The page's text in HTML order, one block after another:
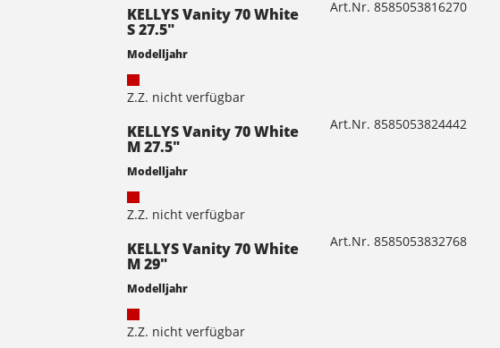
KELLYS Vanity 70 White
S 27.5"
Modelljahr
Z.Z. nicht verfügbar
Art.Nr. 8585053816270
KELLYS Vanity 70 White
M 27.5"
Modelljahr
Z.Z. nicht verfügbar
Art.Nr. 8585053824442
KELLYS Vanity 70 White
M 29"
Modelljahr
Z.Z. nicht verfügbar
Art.Nr. 8585053832768